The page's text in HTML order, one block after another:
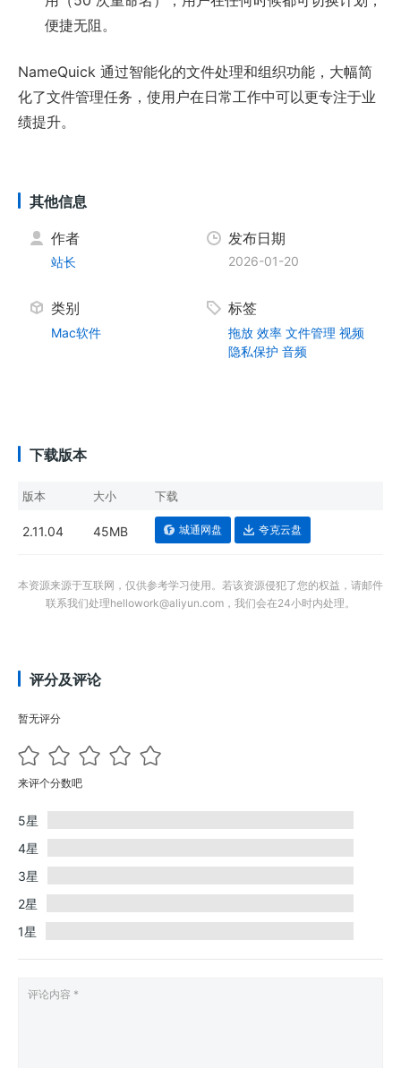
便捷无阻。
NameQuick 通过智能化的文件处理和组织功能，大幅简
化了文件管理任务，使用户在日常工作中可以更专注于业
绩提升。
其他信息
作者
站长
发布日期
2026-01-20
类别
Mac软件
标签
拖放 效率 文件管理 视频
隐私保护 音频
下载版本
版本 大小 下载
2.11.04 45MB 城通网盘 夸克云盘
本资源来源于互联网，仅供参考学习使用。若该资源侵犯了您的权益，请邮件
联系我们处理hellowork@aliyun.com，我们会在24小时内处理。
评分及评论
暂无评分
来评个分数吧
5星
4星
3星
2星
1星